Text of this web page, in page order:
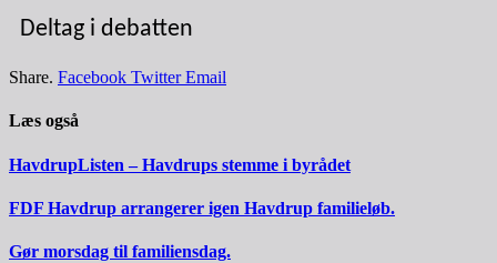
Deltag i debatten
Share. Facebook Twitter Email
Læs også
HavdrupListen – Havdrups stemme i byrådet
FDF Havdrup arrangerer igen Havdrup familieløb.
Gør morsdag til familiensdag.